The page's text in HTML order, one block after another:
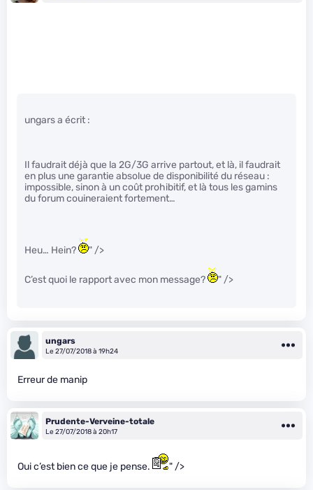
ungars a écrit :
Il faudrait déjà que la 2G/3G arrive partout, et là, il faudrait
en plus une garantie absolue de disponibilité du réseau :
impossible, sinon à un coût prohibitif, et là tous les gamins
du forum couineraient fortement…
Heu… Hein? " />
C’est quoi le rapport avec mon message? " />
ungars
Le 27/07/2018 à 19h24
Erreur de manip
Prudente-Verveine-totale
Le 27/07/2018 à 20h17
Oui c’est bien ce que je pense. " />